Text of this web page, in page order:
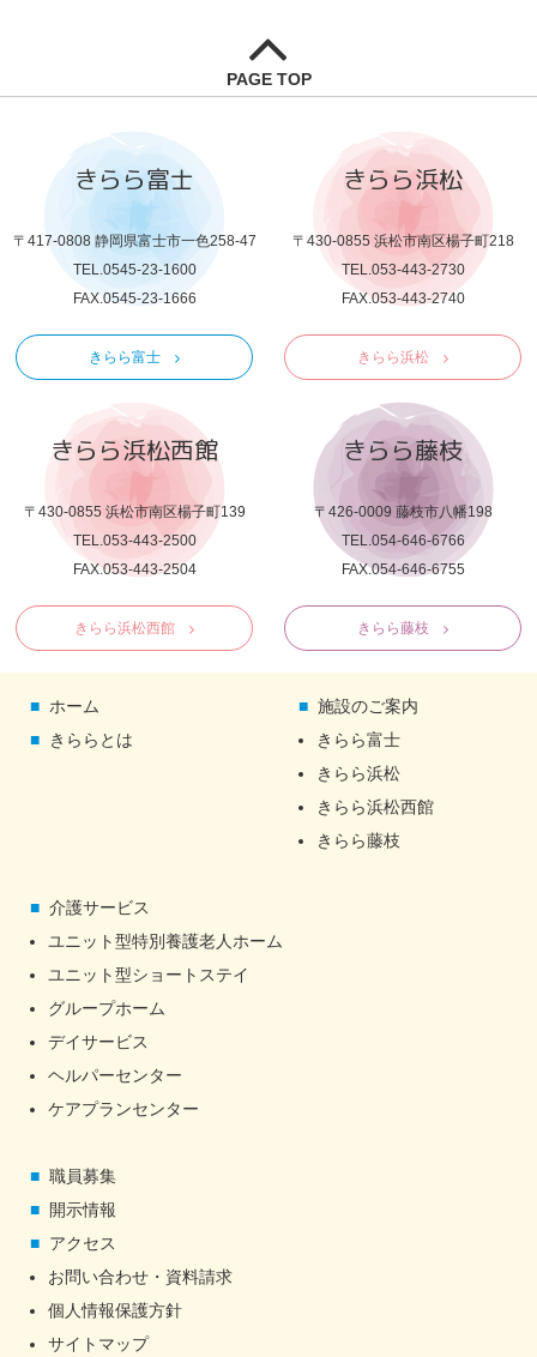
PAGE TOP
きらら富士
〒417-0808 静岡県富士市一色258-47
TEL.0545-23-1600
FAX.0545-23-1666
きらら富士
きらら浜松
〒430-0855 浜松市南区楊子町218
TEL.053-443-2730
FAX.053-443-2740
きらら浜松
きらら浜松西館
〒430-0855 浜松市南区楊子町139
TEL.053-443-2500
FAX.053-443-2504
きらら浜松西館
きらら藤枝
〒426-0009 藤枝市八幡198
TEL.054-646-6766
FAX.054-646-6755
きらら藤枝
ホーム
きららとは
施設のご案内
きらら富士
きらら浜松
きらら浜松西館
きらら藤枝
介護サービス
ユニット型特別養護老人ホーム
ユニット型ショートステイ
グループホーム
デイサービス
ヘルパーセンター
ケアプランセンター
職員募集
開示情報
アクセス
お問い合わせ・資料請求
個人情報保護方針
サイトマップ